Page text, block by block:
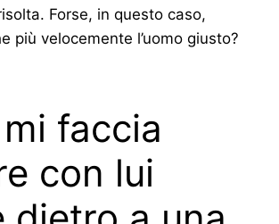
Forse, in questo caso,
più velocemente l’uomo giusto?
faccia
con lui